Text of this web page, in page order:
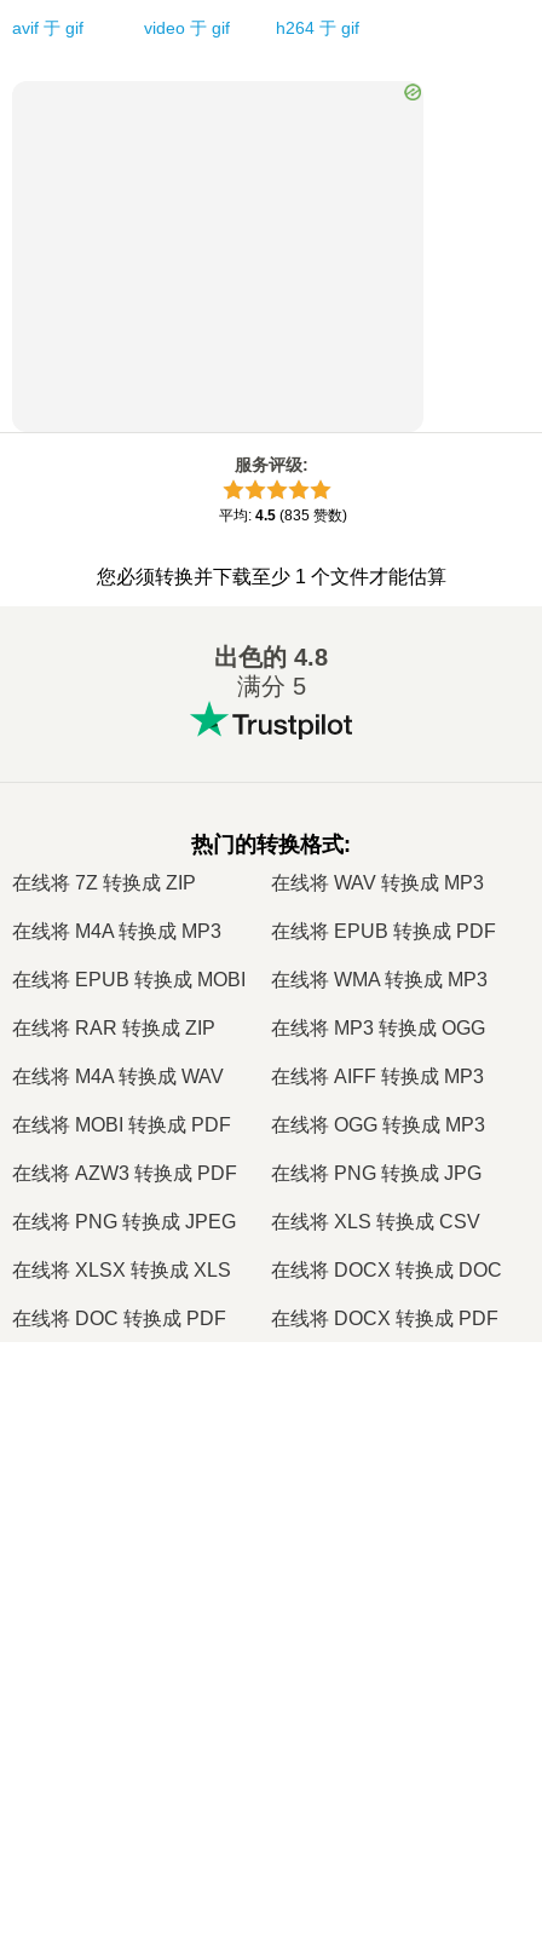
avif 于 gif video 于 gif h264 于 gif
服务评级:
平均: 4.5 (835 赞数)
您必须转换并下载至少 1 个文件才能估算
出色的 4.8
满分 5
热门的转换格式:
在线将 7Z 转换成 ZIP 在线将 WAV 转换成 MP3
在线将 M4A 转换成 MP3 在线将 EPUB 转换成 PDF
在线将 EPUB 转换成 MOBI 在线将 WMA 转换成 MP3
在线将 RAR 转换成 ZIP 在线将 MP3 转换成 OGG
在线将 M4A 转换成 WAV 在线将 AIFF 转换成 MP3
在线将 MOBI 转换成 PDF 在线将 OGG 转换成 MP3
在线将 AZW3 转换成 PDF 在线将 PNG 转换成 JPG
在线将 PNG 转换成 JPEG 在线将 XLS 转换成 CSV
在线将 XLSX 转换成 XLS 在线将 DOCX 转换成 DOC
在线将 DOC 转换成 PDF 在线将 DOCX 转换成 PDF